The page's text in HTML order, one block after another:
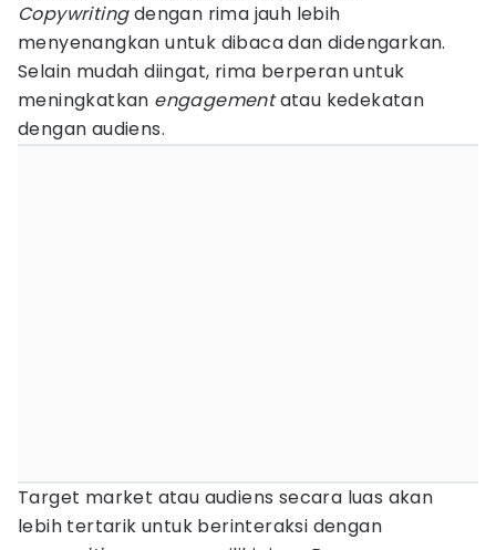
Copywritingdengan rima jauh lebih
menyenangkan untuk dibaca dan didengarkan.
Selain mudah diingat, rima berperan untuk
meningkatkan engagementatau kedekatan
dengan audiens.
Target market atau audiens secara luas akan
lebih tertarik untuk berinteraksi dengan